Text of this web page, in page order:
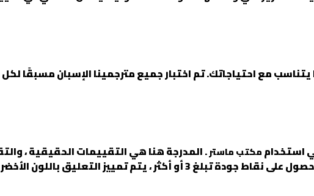
مع احتياجاتك. تم اختبار جميع مترجمينا الإسبان مسبقًا
استخداممكتب ماستر. المدرجة هنا هي التقييمات الحقيقية ،
التي تركها العملاء بعد أن تلقوا ترجمتهم الكاملة. عند الحصول على نقاط جودة تبلغ 3 أو أكثر ،